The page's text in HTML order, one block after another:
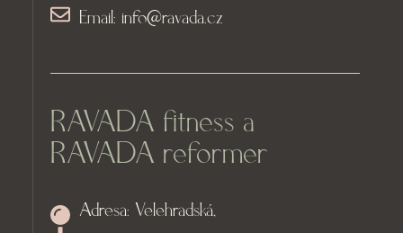
Email: info@ravada.cz
RAVADA fitness a
RAVADA reformer
Adresa: Velehradská,